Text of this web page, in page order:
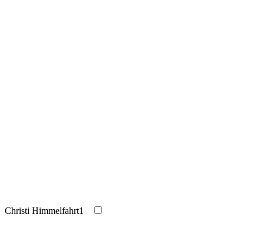
Christi Himmelfahrt1